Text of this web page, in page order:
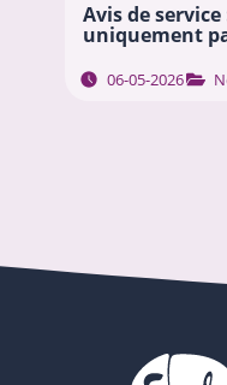
Avis de
uniquement
06-05-2026